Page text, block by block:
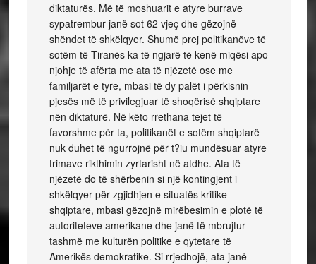
diktaturës. Më të moshuarit e atyre burrave
sypatrembur janë sot 62 vjeç dhe gëzojnë
shëndet të shkëlqyer. Shumë prej politikanëve të
sotëm të Tiranës ka të ngjarë të kenë miqësi apo
njohje të afërta me ata të njëzetë ose me
familjarët e tyre, mbasi të dy palët i përkisnin
pjesës më të privilegjuar të shoqërisë shqiptare
nën diktaturë. Në këto rrethana tejet të
favorshme për ta, politikanët e sotëm shqiptarë
nuk duhet të ngurrojnë për t?iu mundësuar atyre
trimave rikthimin zyrtarisht në atdhe. Ata të
njëzetë do të shërbenin si një kontingjent i
shkëlqyer për zgjidhjen e situatës kritike
shqiptare, mbasi gëzojnë mirëbesimin e plotë të
autoriteteve amerikane dhe janë të mbrujtur
tashmë me kulturën politike e qytetare të
Amerikës demokratike. Si rrjedhojë, ata janë